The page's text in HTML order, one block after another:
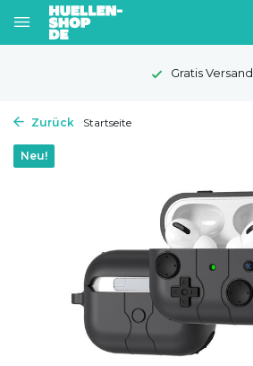
Gratis Versand
Zurück Startseite
Neu!